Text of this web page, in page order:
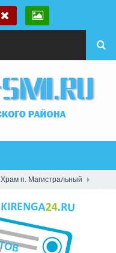
Храм п. Магистральный